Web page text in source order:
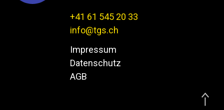
+41 61 545 20 33
info@tgs.ch
Impressum
Datenschutz
AGB